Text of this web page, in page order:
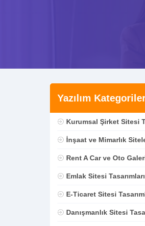
Yazılım
Kurumsal Şirket Sitesi
İnşaat ve Mimarlık
Rent A Car ve Oto
Emlak Sitesi Tasarımları
E-Ticaret Sitesi
Danışmanlık Sitesi